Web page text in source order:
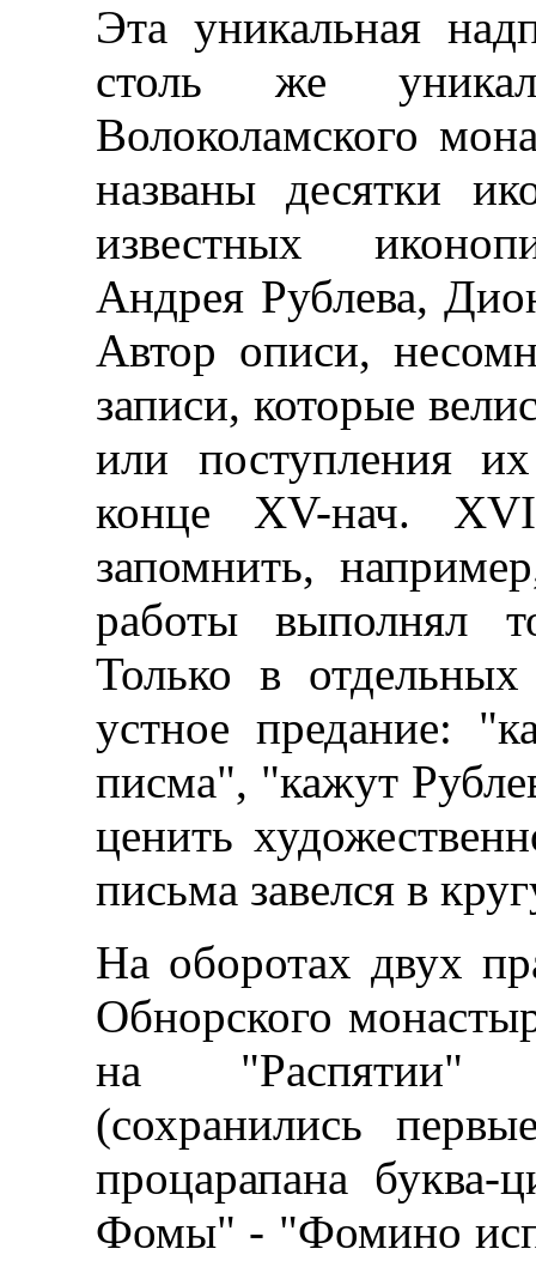
Эта уникальная
столь же
Волоколамского
названы десятки
известных
Андрея Рублева,
Автор описи,
записи, которые
или поступления
конце XV-нач.
запомнить,
работы выполнял
Только в
устное предание:
писма", "кажут
ценить
письма завелся в
На оборотах двух
Обнорского
на "Распятии"
(сохранились
процарапана
Фомы" - "Фомино